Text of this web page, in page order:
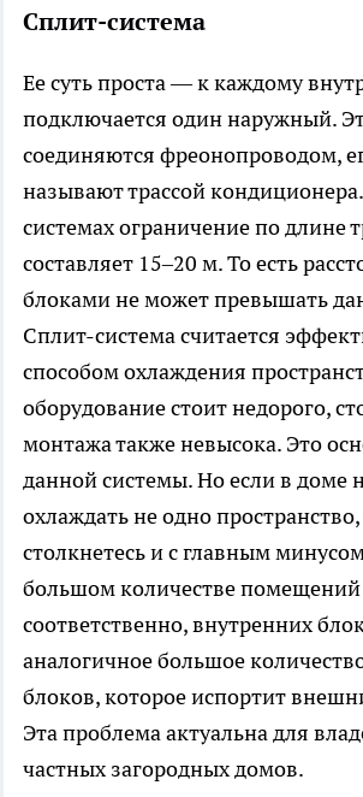
Сплит-система
Ее суть проста — к каждому
подключается один наружный.
соединяются фреонопроводом,
называют трассой
системах ограничение по длине
составляет 15–20 м. То есть
блоками не может превышать
Сплит-система считается
способом охлаждения
оборудование стоит недорого,
монтажа также невысока. Это
данной системы. Но если в доме
охлаждать не одно
столкнетесь и с главным
большом количестве
соответственно, внутренних
аналогичное большое
блоков, которое испортит
Эта проблема актуальна для
частных загородных домов.